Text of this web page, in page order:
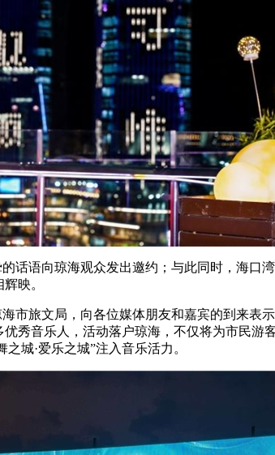
语向琼海观众发出邀约；与此同时，海口
映。
旅文局，向各位媒体朋友和嘉宾的到来表
秀音乐人，活动落户琼海，不仅将为市民
城·爱乐之城”注入音乐活力。